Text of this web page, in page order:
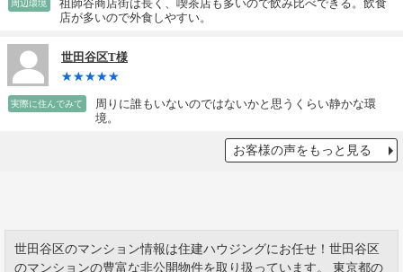
周辺環境
祖師谷商店街は長く、喫茶店も多いので飲み比べできる。飲食
店が多いので外食しやすい。
世田谷区T様
実際に住んでみて
周りに誰もいないのではないかと思うくらい静かな環
境。
お客様の声をもっと見る
世田谷区のマンション情報は住建ハウジングにお任せ！世田谷区
のマンションの豊富な非公開物件を取り扱っています。 東京都の